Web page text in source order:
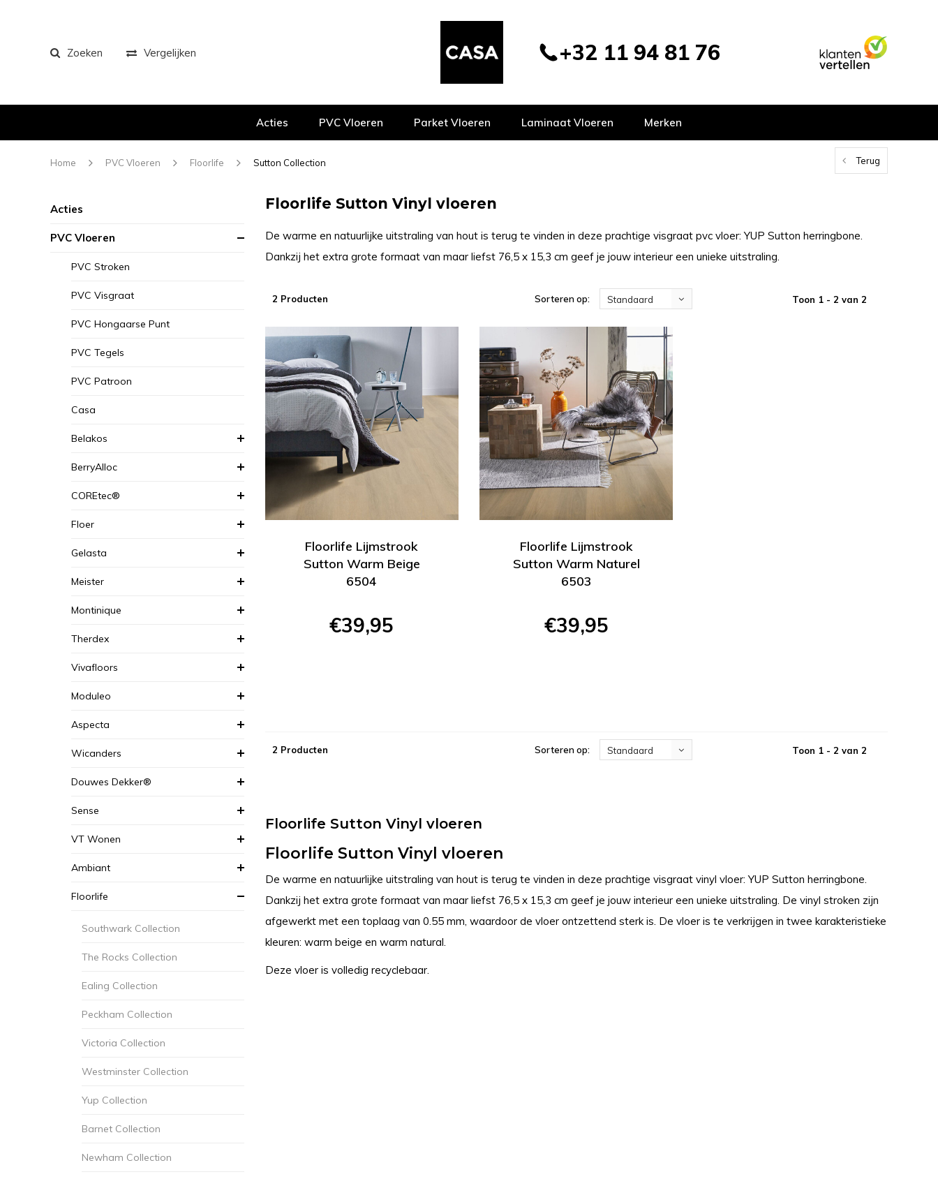
Zoeken Vergelijken +32 11 94 81 76
Acties PVC Vloeren Parket Vloeren Laminaat Vloeren Merken
Home PVC Vloeren Floorlife Sutton Collection Terug
Acties
PVC Vloeren
PVC Stroken
PVC Visgraat
PVC Hongaarse Punt
PVC Tegels
PVC Patroon
Casa
Belakos
BerryAlloc
COREtec®
Floer
Gelasta
Meister
Montinique
Therdex
Vivafloors
Moduleo
Aspecta
Wicanders
Douwes Dekker®
Sense
VT Wonen
Ambiant
Floorlife
Southwark Collection
The Rocks Collection
Ealing Collection
Peckham Collection
Victoria Collection
Westminster Collection
Yup Collection
Barnet Collection
Newham Collection
Floorlife Sutton Vinyl vloeren
De warme en natuurlijke uitstraling van hout is terug te vinden in deze prachtige visgraat pvc vloer: YUP Sutton herringbone.
Dankzij het extra grote formaat van maar liefst 76,5 x 15,3 cm geef je jouw interieur een unieke uitstraling.
2 Producten Sorteren op: Standaard Toon 1 - 2 van 2
Floorlife Lijmstrook
Sutton Warm Beige
6504
€39,95
Floorlife Lijmstrook
Sutton Warm Naturel
6503
€39,95
2 Producten Sorteren op: Standaard Toon 1 - 2 van 2
Floorlife Sutton Vinyl vloeren
Floorlife Sutton Vinyl vloeren
De warme en natuurlijke uitstraling van hout is terug te vinden in deze prachtige visgraat vinyl vloer: YUP Sutton herringbone.
Dankzij het extra grote formaat van maar liefst 76,5 x 15,3 cm geef je jouw interieur een unieke uitstraling. De vinyl stroken zijn
afgewerkt met een toplaag van 0.55 mm, waardoor de vloer ontzettend sterk is. De vloer is te verkrijgen in twee karakteristieke
kleuren: warm beige en warm natural.
Deze vloer is volledig recyclebaar.